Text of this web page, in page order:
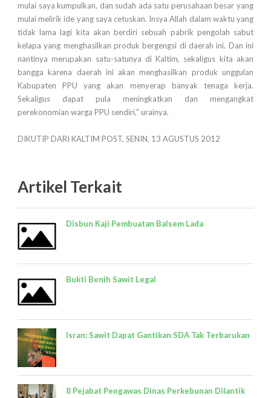
mulai saya kumpulkan, dan sudah ada satu perusahaan besar yang
mulai melirik ide yang saya cetuskan. Insya Allah dalam waktu yang
tidak lama lagi kita akan berdiri sebuah pabrik pengolah sabut
kelapa yang menghasilkan produk bergengsi di daerah ini. Dan ini
nantinya merupakan satu-satunya di Kaltim, sekaligus kita akan
bangga karena daerah ini akan menghasilkan produk unggulan
Kabupaten PPU yang akan menyerap banyak tenaga kerja.
Sekaligus dapat pula meningkatkan dan mengangkat
perekonomian warga PPU sendiri," urainya.
DIKUTIP DARI KALTIM POST, SENIN, 13 AGUSTUS 2012
Artikel Terkait
Disbun Kaji Pembuatan Balsem Lada
Bukti Benih Sawit Legal
Isran: Sawit Dapat Gantikan SDA Tak Terbarukan
8 Pejabat Pengawas Dinas Perkebunan Dilantik